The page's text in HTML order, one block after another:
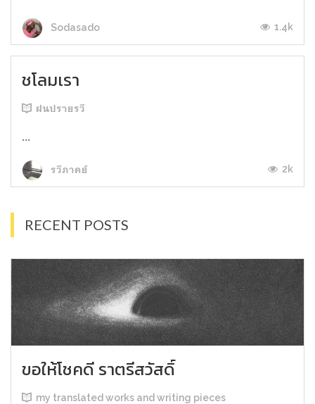
Sodasado 1.4k
ชโลมเรา
ฝนปรายรวี
...
รวีภาคย์ 2k
RECENT POSTS
ขอให้โชคดี ราตรีสวัสดิ์
my translated works and writing pieces